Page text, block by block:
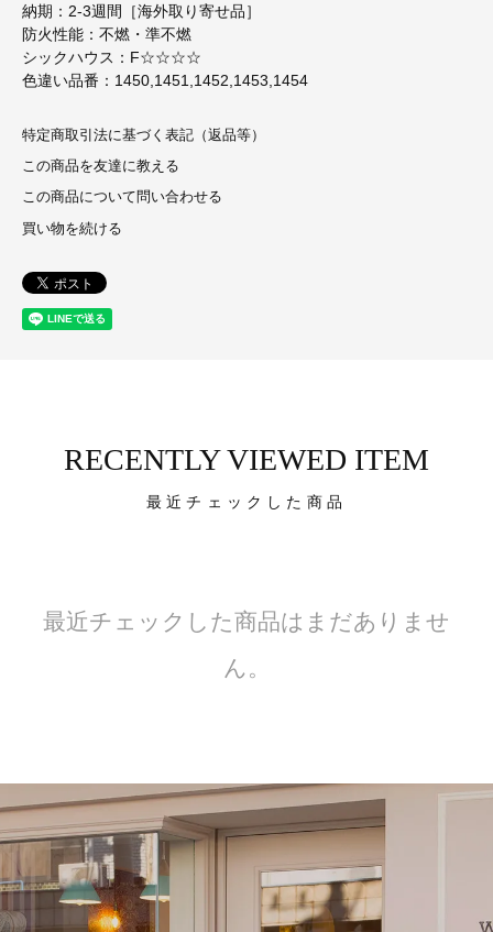
納期：2-3週間［海外取り寄せ品］
防火性能：不燃・準不燃
シックハウス：F☆☆☆☆
色違い品番：1450,1451,1452,1453,1454
特定商取引法に基づく表記（返品等）
この商品を友達に教える
この商品について問い合わせる
買い物を続ける
RECENTLY VIEWED ITEM
最近チェックした商品
最近チェックした商品はまだありませ
ん。